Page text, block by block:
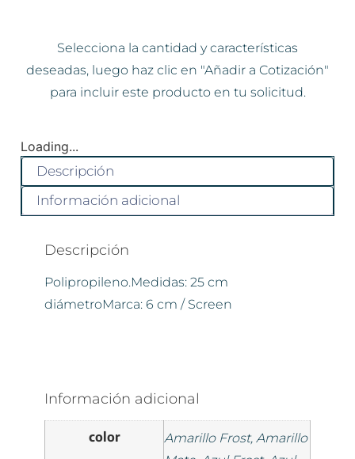
Selecciona la cantidad y características
deseadas, luego haz clic en "Añadir a Cotización"
para incluir este producto en tu solicitud.
Loading...
Descripción
Información adicional
Descripción
Polipropileno.Medidas: 25 cm
diámetroMarca: 6 cm / Screen
Información adicional
color
Amarillo Frost, Amarillo